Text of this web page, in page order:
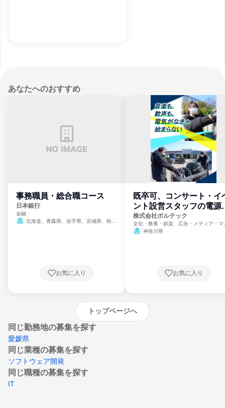
あなたへのおすすめ
事務職員・総合職コース
日本銀行
金融
北海道、青森県、岩手県、宮城県、秋田
崎県、熊本県、大分県、宮崎県、鹿児島県、
お気に入り
既卒可、コンサート・イ
ント設営スタッフの電源
門
株式会社ボルテック
文化・教養・娯楽、広告・メディア・マ
ミ、電力・ガス・水道・エネルギー
神奈川県
お気に入り
トップページへ
同じ勤務地の募集を探す
愛媛県
同じ業種の募集を探す
ソフトウェア開発
同じ職種の募集を探す
IT